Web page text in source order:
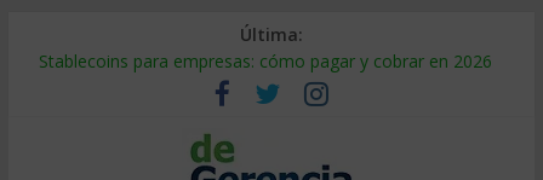
Última:
Stablecoins para empresas: cómo pagar y cobrar en 2026
Despido silencioso: qué es y por qué sale tan caro
IA en selección de personal: cómo auditarla a tiempo
Trabajo forzoso en la cadena de suministro: qué hacer
Mercado hispano de EE. UU.: cómo segmentarlo y venderle